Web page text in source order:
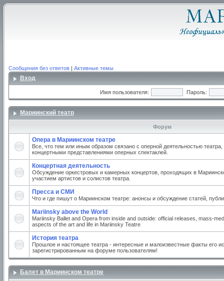
Сообщения без ответов | Активные темы
Вход
Имя пользователя: Пароль:
Мариинский театр
Форум
Опера в Мариинском театре
Все, что тем или иным образом связано с оперной деятельностью
концертными представлениями оперных спектаклей.
Концертная деятельность
Обсуждение оркестровых и камерных концертов, проходящих в
участием артистов и солистов театра.
Пресса и СМИ
Что и где пишут о Мариинском театре: анонсы и обсуждение статей,
Mariinsky above the World
Mariinsky Ballet and Opera from inside and outside: official releases, mass-
aspects of the art and life in Mariinsky Teatre
История театра
Прошлое и настоящее театра - интересные и малоизвестные факты его
зарегистрированным на форуме пользователям!
Балет в Мариинском театре